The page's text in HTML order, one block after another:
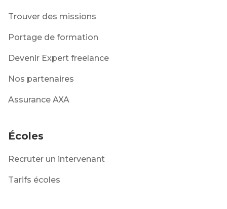
Trouver des missions
Portage de formation
Devenir Expert freelance
Nos partenaires
Assurance AXA
Écoles
Recruter un intervenant
Tarifs écoles